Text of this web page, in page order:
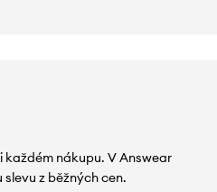
nákupu. V Answear
slevu z běžných cen.